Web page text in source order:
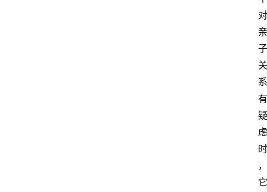
对
亲
子
关
系
有
疑
虑
时
，
它